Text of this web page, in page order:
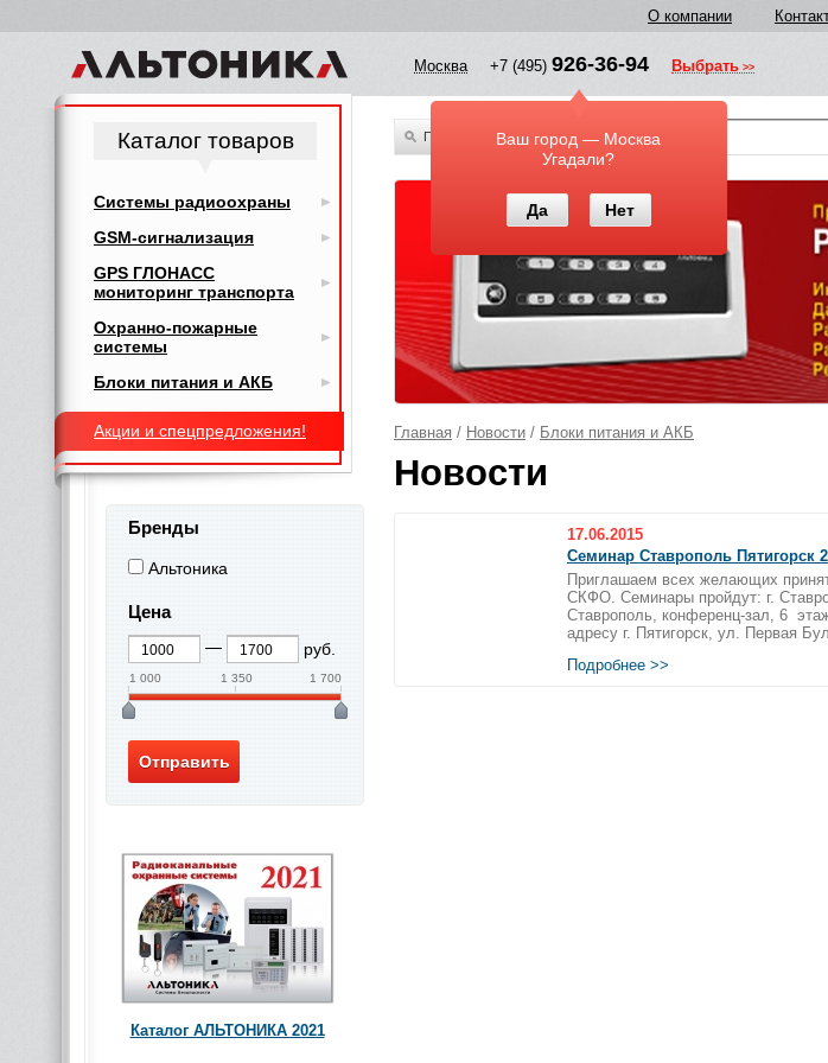
О компании
Москва +7 (495) 926-36-94
Ваш город — Москва
Угадали?
Да Нет
Выбрать
По всему каталогу
Главная / Новости / Блоки питания и АКБ
Новости
17.06.2015
Семинар Ставрополь Пятигорск
Приглашаем всех желающих
СКФО. Семинары пройдут: г.
Ставрополь, конференц-зал, 6
адресу г. Пятигорск, ул. Первая
Подробнее >>
Каталог товаров
Системы радиоохраны
GSM-сигнализация
GPS ГЛОНАСС
мониторинг транспорта
Охранно-пожарные
системы
Блоки питания и АКБ
Акции и спецпредложения!
Бренды
Альтоника
Цена
руб.
1 000 1 350 1 700
Каталог АЛЬТОНИКА 2021